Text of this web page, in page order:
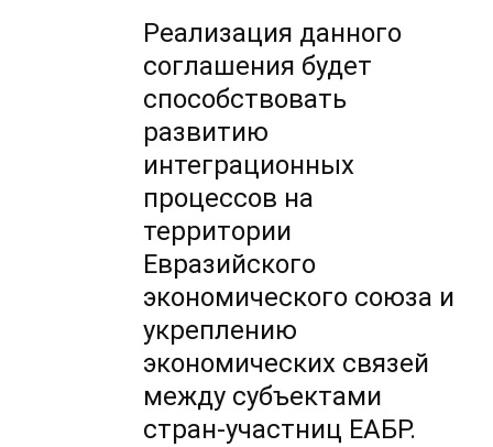
Реализация данного
соглашения будет
способствовать
развитию
интеграционных
процессов на
территории
Евразийского
экономического союза и
укреплению
экономических связей
между субъектами
стран-участниц ЕАБР.